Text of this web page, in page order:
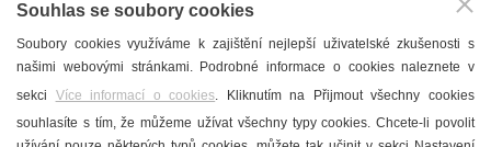
T. G. Masaryk
Mandloně
Ubytování
Restaurace
Souhlas se soubory cookies
Soubory cookies využíváme k zajištění nejlepší uživatelské zkušenosti s
našimi webovými stránkami. Podrobné informace o cookies naleznete v
sekci Více informací o cookies. Kliknutím na Přijmout všechny cookies
souhlasíte s tím, že můžeme užívat všechny typy cookies. Chcete-li povolit